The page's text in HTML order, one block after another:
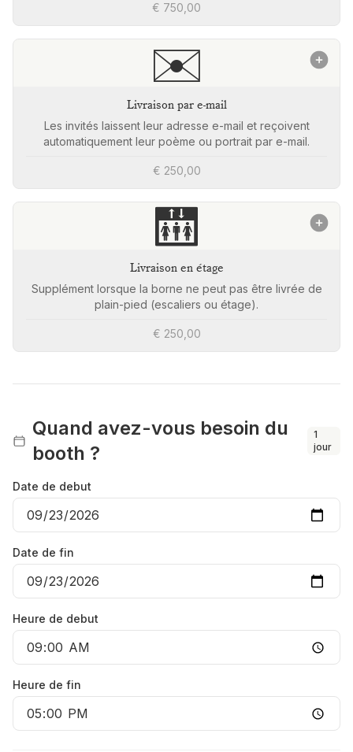
€ 750,00
✉️
Livraison par e-mail
Les invités laissent leur adresse e-mail et reçoivent
automatiquement leur poème ou portrait par e-mail.
€ 250,00
🛗
Livraison en étage
Supplément lorsque la borne ne peut pas être livrée de
plain-pied (escaliers ou étage).
€ 250,00
Quand avez-vous besoin du
booth ?
1
jour
Date de debut
Date de fin
Heure de debut
Heure de fin